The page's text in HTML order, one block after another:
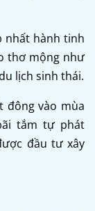
nhất hành tinh
thơ mộng như
lịch sinh thái.
đông vào mùa
tắm tự phát
đầu tư xây